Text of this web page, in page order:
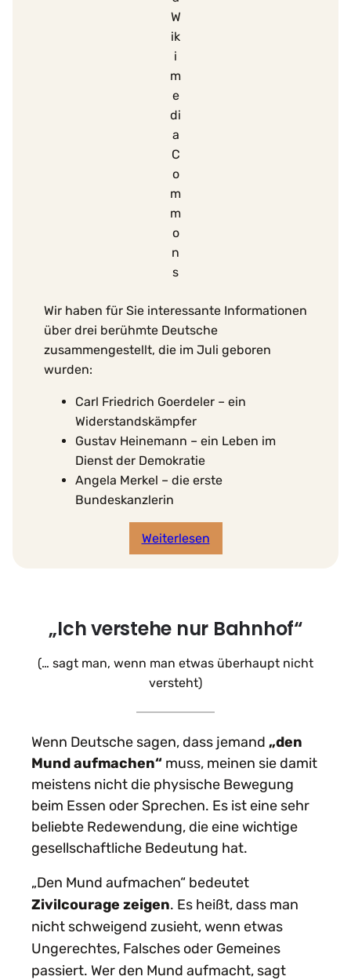
W
ik
i
m
e
di
a
C
o
m
m
o
n
s
Wir haben für Sie interessante Informationen
über drei berühmte Deutsche
zusammengestellt, die im Juli geboren
wurden:
Carl Friedrich Goerdeler – ein
Widerstandskämpfer
Gustav Heinemann – ein Leben im
Dienst der Demokratie
Angela Merkel – die erste
Bundeskanzlerin
Weiterlesen
„Ich verstehe nur Bahnhof“
(… sagt man, wenn man etwas überhaupt nicht
versteht)
Wenn Deutsche sagen, dass jemand „den
Mund aufmachen“ muss, meinen sie damit
meistens nicht die physische Bewegung
beim Essen oder Sprechen. Es ist eine sehr
beliebte Redewendung, die eine wichtige
gesellschaftliche Bedeutung hat.
„Den Mund aufmachen“ bedeutet
Zivilcourage zeigen. Es heißt, dass man
nicht schweigend zusieht, wenn etwas
Ungerechtes, Falsches oder Gemeines
passiert. Wer den Mund aufmacht, sagt